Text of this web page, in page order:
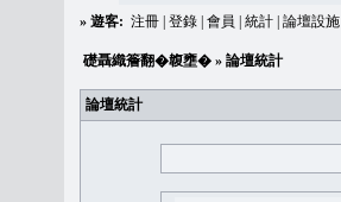
» 遊客: 注冊 登錄 會員 統計 論壇設施
礎聶織簷翻�䪖壅� » 論壇統計
論壇統計